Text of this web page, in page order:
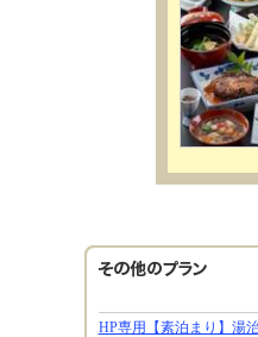
HP専用【素泊まり】湯